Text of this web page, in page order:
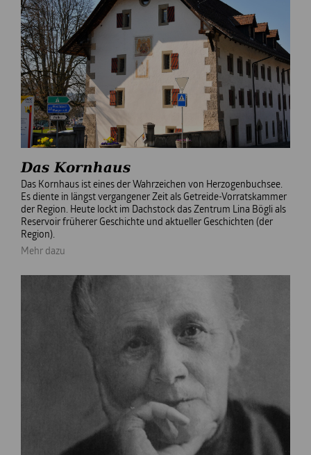
Das Kornhaus
Das Kornhaus ist eines der Wahrzeichen von Herzogenbuchsee.
Es diente in längst vergangener Zeit als Getreide-Vorratskammer
der Region. Heute lockt im Dachstock das Zentrum Lina Bögli als
Reservoir früherer Geschichte und aktueller Geschichten (der
Region).
Mehr dazu